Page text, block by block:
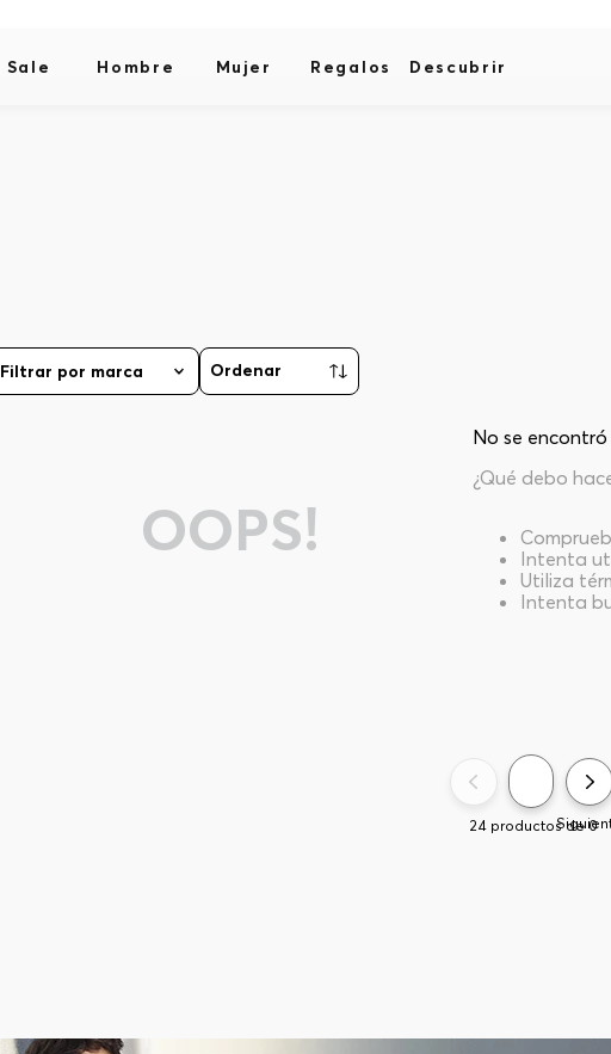
Sale Hombre Mujer Regalos Descubrir
Filtrar por marca
OOPS!
No se
¿Qué debo
Intenta
Utiliza
Intenta
24 productos de0